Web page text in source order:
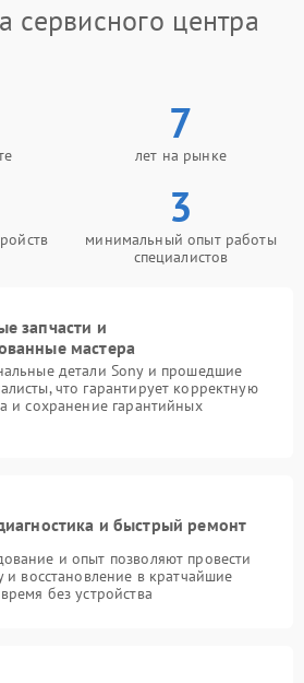
сервисного центра
7
лет на рынке
3
минимальный опыт работы
специалистов
запчасти и
мастера
детали Sony и прошедшие
что гарантирует корректную
и сохранение гарантийных
и быстрый ремонт
и опыт позволяют провести
и восстановление в кратчайшие
без устройства